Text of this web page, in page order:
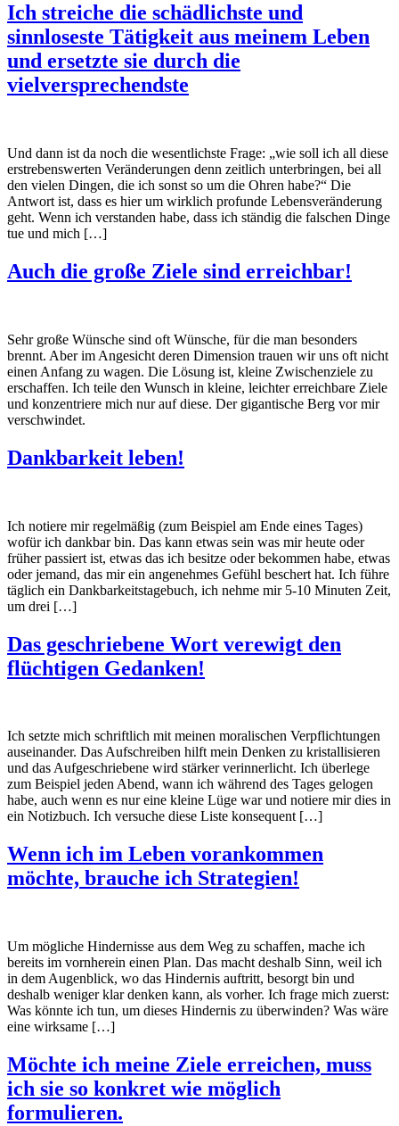
Ich streiche die schädlichste und
sinnloseste Tätigkeit aus meinem Leben
und ersetzte sie durch die
vielversprechendste
Und dann ist da noch die wesentlichste Frage: „wie soll ich all diese
erstrebenswerten Veränderungen denn zeitlich unterbringen, bei all
den vielen Dingen, die ich sonst so um die Ohren habe?“ Die
Antwort ist, dass es hier um wirklich profunde Lebensveränderung
geht. Wenn ich verstanden habe, dass ich ständig die falschen Dinge
tue und mich […]
Auch die große Ziele sind erreichbar!
Sehr große Wünsche sind oft Wünsche, für die man besonders
brennt. Aber im Angesicht deren Dimension trauen wir uns oft nicht
einen Anfang zu wagen. Die Lösung ist, kleine Zwischenziele zu
erschaffen. Ich teile den Wunsch in kleine, leichter erreichbare Ziele
und konzentriere mich nur auf diese. Der gigantische Berg vor mir
verschwindet.
Dankbarkeit leben!
Ich notiere mir regelmäßig (zum Beispiel am Ende eines Tages)
wofür ich dankbar bin. Das kann etwas sein was mir heute oder
früher passiert ist, etwas das ich besitze oder bekommen habe, etwas
oder jemand, das mir ein angenehmes Gefühl beschert hat. Ich führe
täglich ein Dankbarkeitstagebuch, ich nehme mir 5-10 Minuten Zeit,
um drei […]
Das geschriebene Wort verewigt den
flüchtigen Gedanken!
Ich setzte mich schriftlich mit meinen moralischen Verpflichtungen
auseinander. Das Aufschreiben hilft mein Denken zu kristallisieren
und das Aufgeschriebene wird stärker verinnerlicht. Ich überlege
zum Beispiel jeden Abend, wann ich während des Tages gelogen
habe, auch wenn es nur eine kleine Lüge war und notiere mir dies in
ein Notizbuch. Ich versuche diese Liste konsequent […]
Wenn ich im Leben vorankommen
möchte, brauche ich Strategien!
Um mögliche Hindernisse aus dem Weg zu schaffen, mache ich
bereits im vornherein einen Plan. Das macht deshalb Sinn, weil ich
in dem Augenblick, wo das Hindernis auftritt, besorgt bin und
deshalb weniger klar denken kann, als vorher. Ich frage mich zuerst:
Was könnte ich tun, um dieses Hindernis zu überwinden? Was wäre
eine wirksame […]
Möchte ich meine Ziele erreichen, muss
ich sie so konkret wie möglich
formulieren.